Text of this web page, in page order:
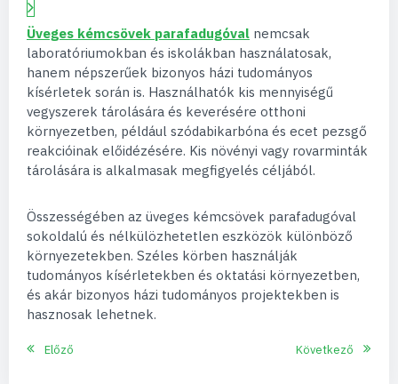
Üveges kémcsövek parafadugóval nemcsak
laboratóriumokban és iskolákban használatosak,
hanem népszerűek bizonyos házi tudományos
kísérletek során is. Használhatók kis mennyiségű
vegyszerek tárolására és keverésére otthoni
környezetben, például szódabikarbóna és ecet pezsgő
reakcióinak előidézésére. Kis növényi vagy rovarminták
tárolására is alkalmasak megfigyelés céljából.
Összességében az üveges kémcsövek parafadugóval
sokoldalú és nélkülözhetetlen eszközök különböző
környezetekben. Széles körben használják
tudományos kísérletekben és oktatási környezetben,
és akár bizonyos házi tudományos projektekben is
hasznosak lehetnek.
Előző Következő